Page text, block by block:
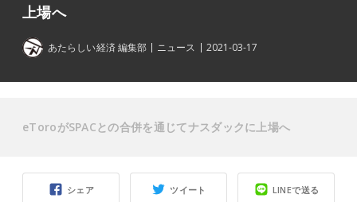
上場へ
あたらしい経済 編集部 ニュース 2021-03-17
シェア ツイート LINEで送る
eToroがSPACとの合併を通じてナスダックに上場へ